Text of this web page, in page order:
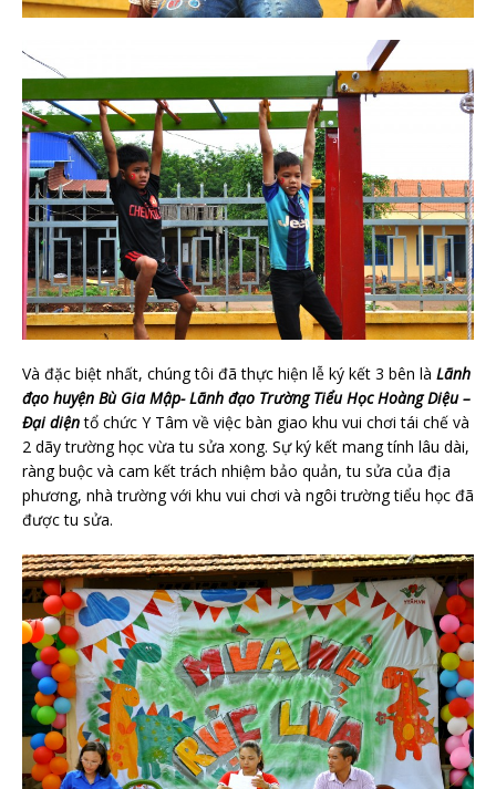
Và đặc biệt nhất, chúng tôi đã thực hiện lễ ký kết 3 bên là Lãnh
đạo huyện Bù Gia Mập- Lãnh đạo Trường Tiểu Học Hoàng Diệu –
Đại diệntổ chức Y Tâm về việc bàn giao khu vui chơi tái chế và
2 dãy trường học vừa tu sửa xong. Sự ký kết mang tính lâu dài,
ràng buộc và cam kết trách nhiệm bảo quản, tu sửa của địa
phương, nhà trường với khu vui chơi và ngôi trường tiểu học đã
được tu sửa.